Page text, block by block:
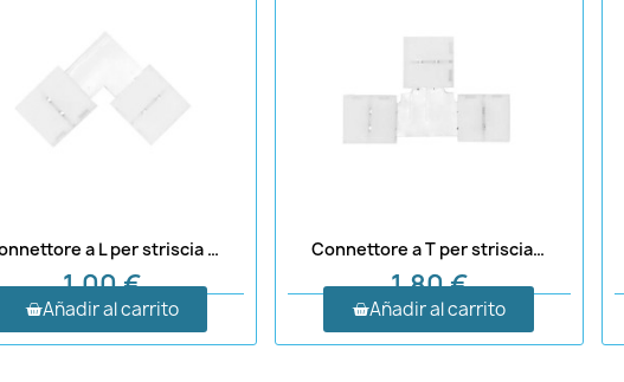
Connettore a L per striscia LED 10 mm 2 pin
1,00 €
Añadir al carrito
Connettore a T per striscia LED 10 mm 2 pin
1,80 €
Añadir al carrito